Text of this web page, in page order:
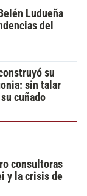
Ludueña
del
su
sin talar
cuñado
consultoras
y la crisis de